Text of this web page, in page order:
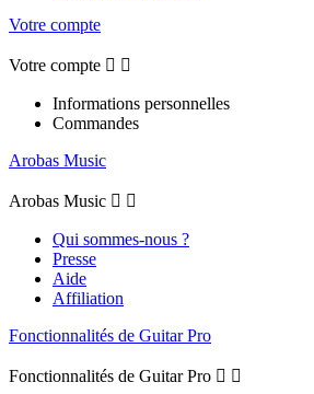
Votre compte
Votre compte  
Informations personnelles
Commandes
Arobas Music
Arobas Music  
Qui sommes-nous ?
Presse
Aide
Affiliation
Fonctionnalités de Guitar Pro
Fonctionnalités de Guitar Pro  